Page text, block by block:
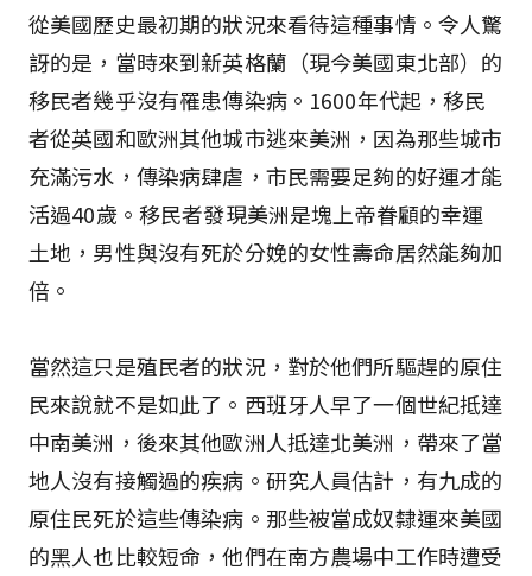
從美國歷史最初期的狀況來看待這種事情。令人驚
訝的是，當時來到新英格蘭（現今美國東北部）的
移民者幾乎沒有罹患傳染病。1600年代起，移民
者從英國和歐洲其他城市逃來美洲，因為那些城市
充滿污水，傳染病肆虐，市民需要足夠的好運才能
活過40歲。移民者發現美洲是塊上帝眷顧的幸運
土地，男性與沒有死於分娩的女性壽命居然能夠加
倍。
當然這只是殖民者的狀況，對於他們所驅趕的原住
民來說就不是如此了。西班牙人早了一個世紀抵達
中南美洲，後來其他歐洲人抵達北美洲，帶來了當
地人沒有接觸過的疾病。研究人員估計，有九成的
原住民死於這些傳染病。那些被當成奴隸運來美國
的黑人也比較短命，他們在南方農場中工作時遭受